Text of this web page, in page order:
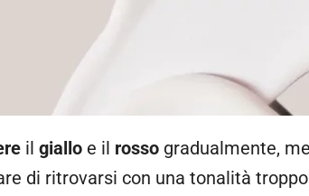
il giallo e il rosso gradualmente,
di ritrovarsi con una tonalità